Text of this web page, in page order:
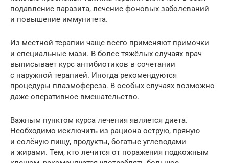
подавление паразита, лечение фоновых заболеваний
и повышение иммунитета.
Из местной терапии чаще всего применяют примочки
и специальные мази. В более тяжёлых случаях врач
выписывает курс антибиотиков в сочетании
с наружной терапией. Иногда рекомендуются
процедуры плазмофереза. В особых случаях возможно
даже оперативное вмешательство.
Важным пунктом курса лечения является диета.
Необходимо исключить из рациона острую, пряную
и солёную пищу, продукты, богатые углеводами
и жирами. Тем, кто лечится от поражения подкожным